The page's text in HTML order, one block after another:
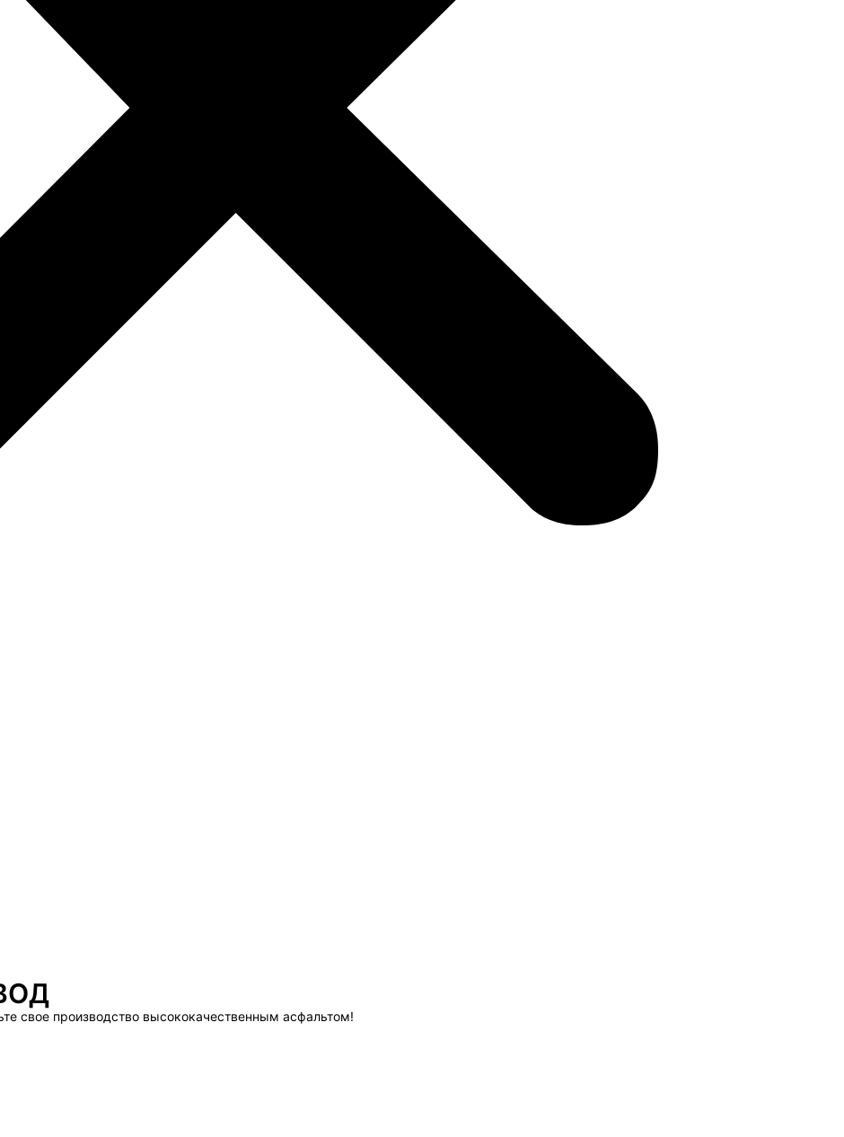
свое производство высококачественным асфальтом!